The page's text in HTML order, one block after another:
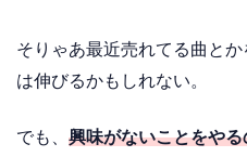
そりゃあ最近売れてる曲と
は伸びるかもしれない。
でも、 興味がないことをや